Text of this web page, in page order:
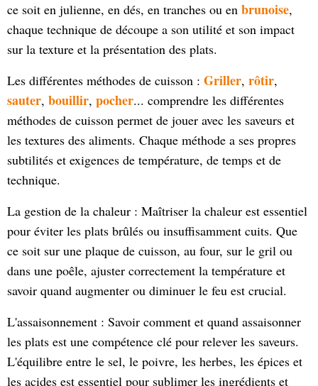
ce soit en julienne, en dés, en tranches ou en brunoise,
chaque technique de découpe a son utilité et son impact
sur la texture et la présentation des plats.
Les différentes méthodes de cuisson : Griller, rôtir,
sauter, bouillir, pocher... comprendre les différentes
méthodes de cuisson permet de jouer avec les saveurs et
les textures des aliments. Chaque méthode a ses propres
subtilités et exigences de température, de temps et de
technique.
La gestion de la chaleur : Maîtriser la chaleur est essentiel
pour éviter les plats brûlés ou insuffisamment cuits. Que
ce soit sur une plaque de cuisson, au four, sur le gril ou
dans une poêle, ajuster correctement la température et
savoir quand augmenter ou diminuer le feu est crucial.
L'assaisonnement : Savoir comment et quand assaisonner
les plats est une compétence clé pour relever les saveurs.
L'équilibre entre le sel, le poivre, les herbes, les épices et
les acides est essentiel pour sublimer les ingrédients et